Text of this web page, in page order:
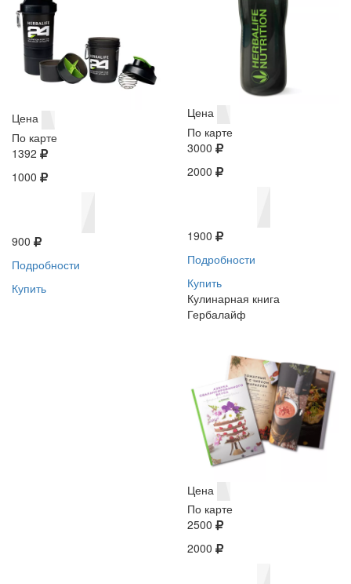
Цена
По карте
1392
1000
900
Подробности
Купить
Цена
По карте
3000
2000
1900
Подробности
Купить
Кулинарная книга
Гербалайф
Цена
По карте
2500
2000